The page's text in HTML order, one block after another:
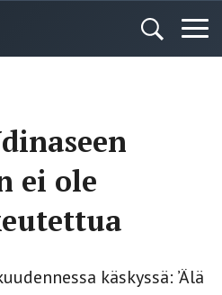
ei ole
käskyssä: ’Älä